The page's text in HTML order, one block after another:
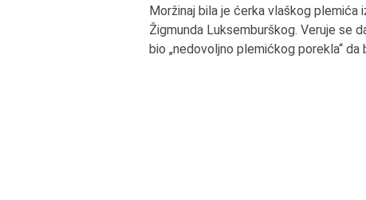
Moržinaj bila je ćerka vlaškog plemića
Žigmunda Luksemburškog. Veruje se
bio „nedovoljno plemićkog porekla“